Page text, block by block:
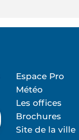
Espace Pro
Météo
Les offices
Brochures
Site de la ville